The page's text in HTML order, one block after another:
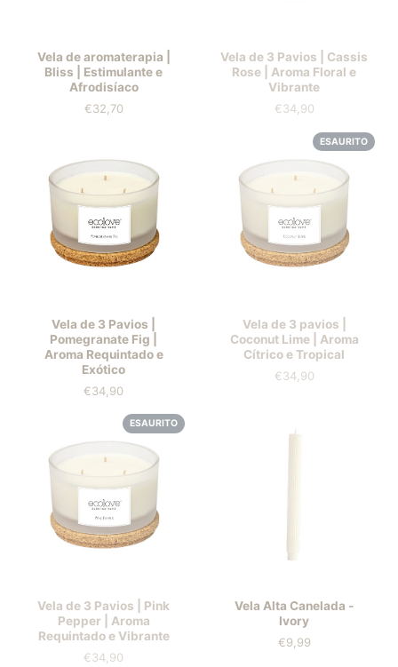
Vela de aromaterapia |
Bliss | Estimulante e
Afrodisíaco
Prezzo
€32,70
Vela de 3 Pavios | Cassis
Rose | Aroma Floral e
Vibrante
Prezzo
€34,90
Vela de 3 Pavios |
Pomegranate Fig |
Aroma Requintado e
Exótico
Prezzo
€34,90
ESAURITO
Vela de 3 pavios |
Coconut Lime | Aroma
Cítrico e Tropical
Prezzo
€34,90
ESAURITO
Vela de 3 Pavios | Pink
Pepper | Aroma
Requintado e Vibrante
Prezzo
€34,90
Vela Alta Canelada -
Ivory
Prezzo
€9,99